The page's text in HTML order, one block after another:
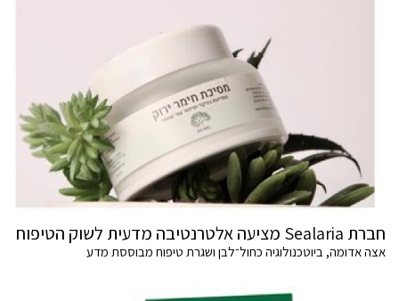
חברת Sealaria מציעה אלטרנטיבה מדעית לשוק הטיפוח
אצה אדומה, ביוטכנולוגיה כחול־לבן ושגרת טיפוח מבוססת מדע